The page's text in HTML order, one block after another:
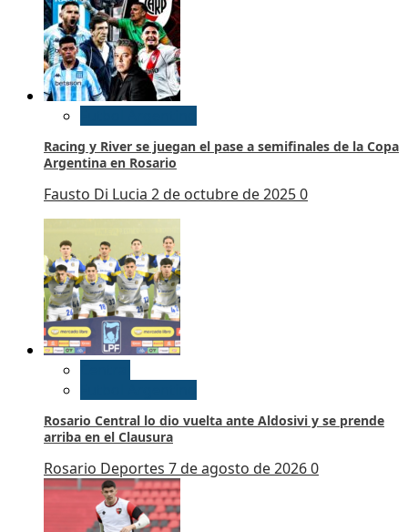
Racing y River se juegan el pase a semifinales de la Copa
Argentina en Rosario
Fausto Di Lucia 2 de octubre de 20250
Rosario Central lo dio vuelta ante Aldosivi y se prende
arriba en el Clausura
Rosario Deportes 7 de agosto de 20260